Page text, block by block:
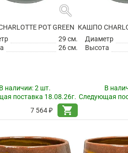
search
POT GREEN
29 см.
26 см.
наличии:2 шт.
поставка 18.08.26г.
7 564 ₽
shopping_cart
КАШПО
Диаметр
Высота
В
Следующая